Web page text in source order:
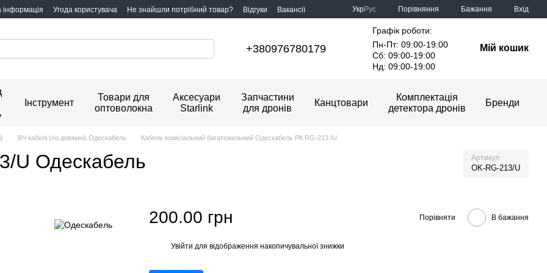
інформація Угода користувача Не знайшли потрібний товар? Відгуки Вакансії УкрРус Порівняння Бажання Вхід
+380976780179
Графік роботи:
Пн-Пт: 09:00-19:00
Сб: 09:00-19:00
Нд: 09:00-19:00
Мій кошик
Інструмент
Товари для
оптоволокна
Аксесуари
Starlink
Запчастини
для дронів
Канцтовари
Комплектація
детектора дронів
Бренди
ВЧ кабелі (по довжині) Одескабель Кабель коаксіальний багатожильний Одескабель РК RG-213 /U
U Одескабель Артикул
OK-RG-213/U
200.00 грн Порівняти В бажання
Увійти для відображення накопичувальної знижки